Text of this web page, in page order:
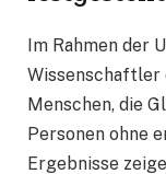
Im Rahmen der
Wissenschaftler
Menschen, die
Personen ohne
Ergebnisse